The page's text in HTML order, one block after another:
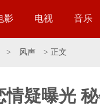
影 电视 音乐
> 风声 > 正文
情疑曝光